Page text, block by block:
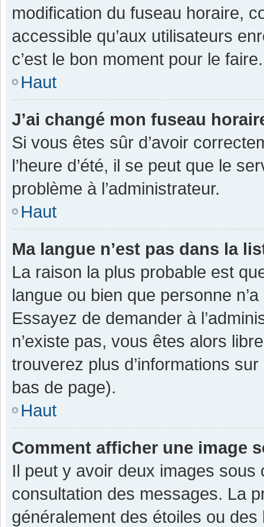
modification du fuseau horaire,
accessible qu’aux utilisateurs
c’est le bon moment pour le faire.
Haut
J’ai changé mon fuseau
Si vous êtes sûr d’avoir
l’heure d’été, il se peut que le
problème à l’administrateur.
Haut
Ma langue n’est pas dans la
La raison la plus probable est
langue ou bien que personne
Essayez de demander à
n’existe pas, vous êtes alors
trouverez plus d’informations
bas de page).
Haut
Comment afficher une image
Il peut y avoir deux images sous
consultation des messages. La
généralement des étoiles ou